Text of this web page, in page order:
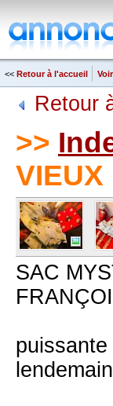
<< Retour à l'accueil
Retour
>>
VIEUX
SAC